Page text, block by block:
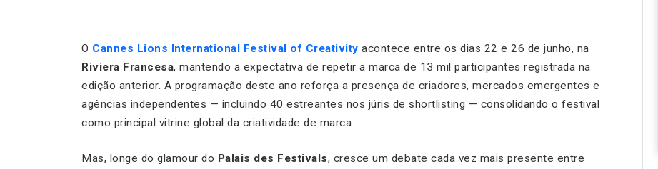
O Cannes Lions International Festival of Creativity acontece entre os dias 22 e 26 de junho, na
Riviera Francesa, mantendo a expectativa de repetir a marca de 13 mil participantes registrada na
edição anterior. A programação deste ano reforça a presença de criadores, mercados emergentes e
agências independentes — incluindo 40 estreantes nos júris de shortlisting — consolidando o festival
como principal vitrine global da criatividade de marca.
Mas, longe do glamour do Palais des Festivals, cresce um debate cada vez mais presente entre